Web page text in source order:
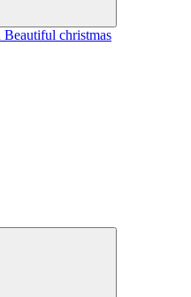
christmas